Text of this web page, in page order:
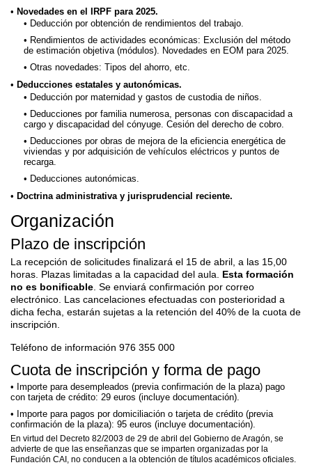
Novedades en el IRPF para 2025.
Deducción por obtención de rendimientos del trabajo.
Rendimientos de actividades económicas: Exclusión del método
de estimación objetiva (módulos). Novedades en EOM para 2025.
Otras novedades: Tipos del ahorro, etc.
Deducciones estatales y autonómicas.
Deducción por maternidad y gastos de custodia de niños.
Deducciones por familia numerosa, personas con discapacidad a
cargo y discapacidad del cónyuge. Cesión del derecho de cobro.
Deducciones por obras de mejora de la eficiencia energética de
viviendas y por adquisición de vehículos eléctricos y puntos de
recarga.
Deducciones autonómicas.
Doctrina administrativa y jurisprudencial reciente.
Organización
Plazo de inscripción
La recepción de solicitudes finalizará el 15 de abril, a las 15,00
horas. Plazas limitadas a la capacidad del aula. Esta formación
no es bonificable. Se enviará confirmación por correo
electrónico. Las cancelaciones efectuadas con posterioridad a
dicha fecha, estarán sujetas a la retención del 40% de la cuota de
inscripción.
Teléfono de información 976 355 000
Cuota de inscripción y forma de pago
Importe para desempleados (previa confirmación de la plaza) pago
con tarjeta de crédito: 29 euros (incluye documentación).
Importe para pagos por domiciliación o tarjeta de crédito (previa
confirmación de la plaza): 95 euros (incluye documentación).
En virtud del Decreto 82/2003 de 29 de abril del Gobierno de Aragón, se
advierte de que las enseñanzas que se imparten organizadas por la
Fundación CAI, no conducen a la obtención de títulos académicos oficiales.